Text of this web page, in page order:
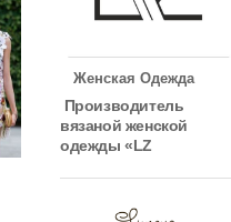
Женская Одежда
Производитель
вязаной женской
одежды «LZ